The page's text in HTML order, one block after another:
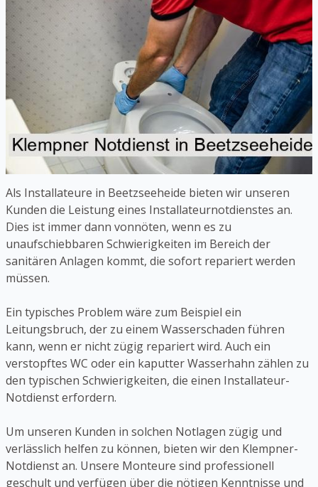
Als Installateure in Beetzseeheide bieten wir unseren
Kunden die Leistung eines Installateurnotdienstes an.
Dies ist immer dann vonnöten, wenn es zu
unaufschiebbaren Schwierigkeiten im Bereich der
sanitären Anlagen kommt, die sofort repariert werden
müssen.
Ein typisches Problem wäre zum Beispiel ein
Leitungsbruch, der zu einem Wasserschaden führen
kann, wenn er nicht zügig repariert wird. Auch ein
verstopftes WC oder ein kaputter Wasserhahn zählen zu
den typischen Schwierigkeiten, die einen Installateur-
Notdienst erfordern.
Um unseren Kunden in solchen Notlagen zügig und
verlässlich helfen zu können, bieten wir den Klempner-
Notdienst an. Unsere Monteure sind professionell
geschult und verfügen über die nötigen Kenntnisse und